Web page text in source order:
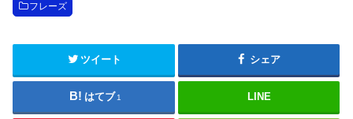
フレーズ
ツイート シェア
はてブ 1 LINE